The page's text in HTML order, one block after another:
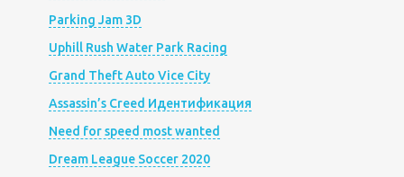
Parking Jam 3D
Uphill Rush Water Park Racing
Grand Theft Auto Vice City
Assassin’s Creed Идентификация
Need for speed most wanted
Dream League Soccer 2020